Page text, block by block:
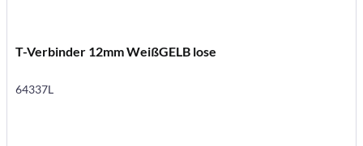
T-Verbinder 12mm WeißGELB lose
64337L